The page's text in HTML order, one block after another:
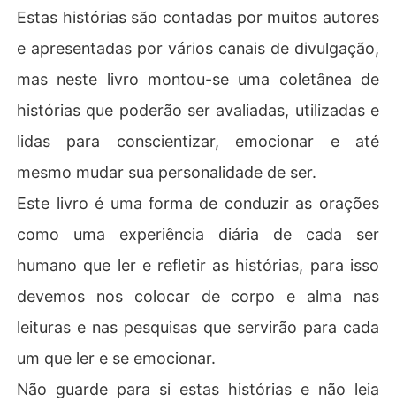
ada um que ler e se emocionar.
Não guarde para si estas histórias e não leia somente u
ma vez, porque cada momento que vocês estiver lendo
e o seu comportamento emocional estiver alterado a s
ua reflexão será diferente.
Portanto divulgue este livro, só assim poderemos const
ruir um mundo de paz, harmonia e fraternidade entre to
do o ser humano.
Professor Dr. Wagner Luiz Marques
HISTÓRIAS DA VIDA – VOLUME 1
Estas histórias são contadas por muitos autores
e apresentadas por vários canais de divulgação,
mas neste livro montou-se uma coletânea de
histórias que poderão ser avaliadas, utilizadas e
lidas para conscientizar, emocionar e até
mesmo mudar sua personalidade de ser.
Este livro é uma forma de conduzir as orações
como uma experiência diária de cada ser
humano que ler e refletir as histórias, para isso
devemos nos colocar de corpo e alma nas
leituras e nas pesquisas que servirão para cada
um que ler e se emocionar.
Não guarde para si estas histórias e não leia